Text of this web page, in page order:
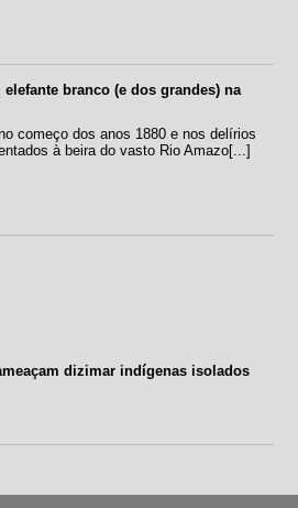
branco (e dos grandes) na
começo dos anos 1880 e nos delírios
à beira do vasto Rio Amazo[...]
dizimar indígenas isolados